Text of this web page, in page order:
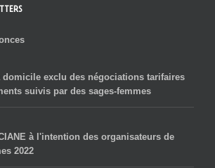
domicile exclu des négociations tarifaires
suivis par des sages-femmes
à l'intention des organisateurs de
2022